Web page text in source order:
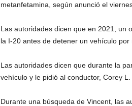
metanfetamina, según anunció el
Las autoridades dicen que en 2021, un
la I-20 antes de detener un vehículo por
Las autoridades dicen que durante la
vehículo y le pidió al conductor, Corey
Durante una búsqueda de Vincent, las